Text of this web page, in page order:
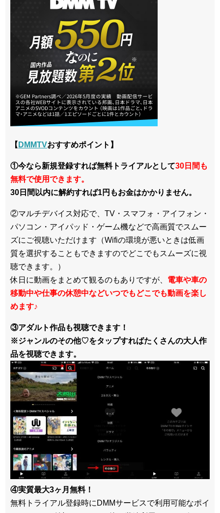
【 DMMTVおすすめポイント】
①今なら新規登録すれば無料トライアルとして30日間も
無料で使用できます。
30日間以内に解約すれば1円もお金はかかりません。
②マルチデバイス対応で、TV・スマフォ・アイフォン・
パソコン・アイパッド・ゲーム機などで高画質でスムー
ズにご視聴いただけます（Wifiの環境が悪いときは低画
質を選択することもできますのでどこでもスムーズに視
聴できます。）
休日に動画をまとめて観るのもありですが、 電車や車の
移動中や仕事の休憩中などいつでもどこでも動画を楽し
めます♪
③アダルト作品も視聴できます！
※ジャンルのその他♡をタップすればたくさんの大人作
品を視聴できます。
④実質最大3ヶ月無料！
無料トライアル登録時にDMMサービスで利用可能なポイ